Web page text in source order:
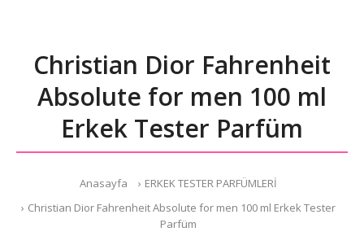
Christian Dior Fahrenheit
Absolute for men 100 ml
Erkek Tester Parfüm
Anasayfa
ERKEK TESTER PARFÜMLERİ
Christian Dior Fahrenheit Absolute for men 100 ml Erkek Tester
Parfüm